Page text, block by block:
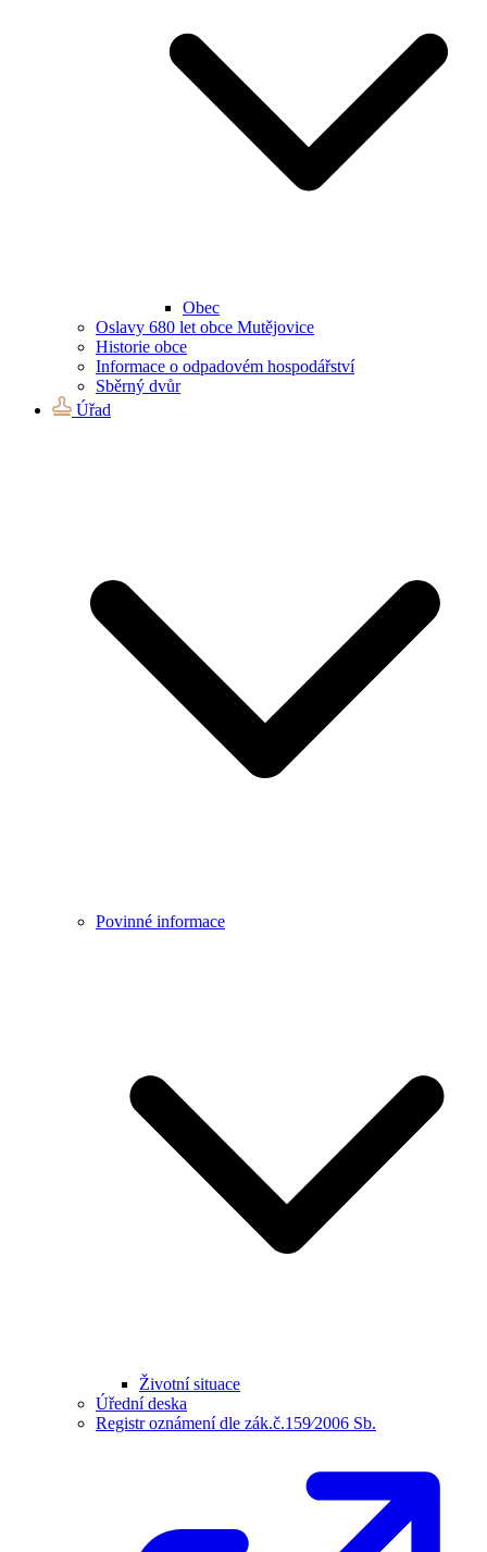
Obec
Oslavy 680 let obce Mutějovice
Historie obce
Informace o odpadovém hospodářství
Sběrný dvůr
Úřad
Povinné informace
Životní situace
Úřední deska
Registr oznámení dle zák.č.159⁄2006 Sb.